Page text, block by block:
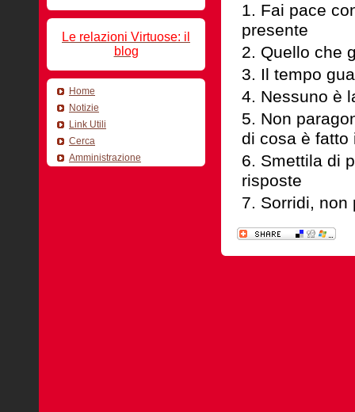
Le relazioni Virtuose: il
blog
Home
Notizie
Link Utili
Cerca
Amministrazione
Fai pace
presente
Quello che
Il tempo
Nessuno è
Non
di cosa è fatto
Smettila di
risposte
Sorridi, non